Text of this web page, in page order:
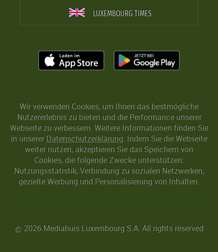
LUXEMBOURG TIMES
Wir verwenden Cookies, um Ihnen das bestmögliche
Nutzererlebnis zu bieten und die Performance unserer
Webseite zu verbessern. Weitere Informationen finden Sie
in unserer Datenschutzerklärung. Indem Sie die Webseite
weiter nutzen, akzeptieren Sie das Speichern von
Cookies, die folgende Zwecke unterstützen:
Nutzungsstatistik, Verbindung zu sozialen Netzwerken,
gezielte Werbung und Personalisierung von Inhalten.
© 2026 Mediahuis Luxembourg S.A. All rights reserved